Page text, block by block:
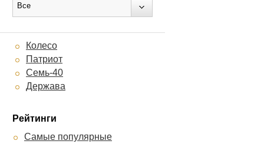
Все
Колесо
Патриот
Семь-40
Держава
Рейтинги
Самые популярные